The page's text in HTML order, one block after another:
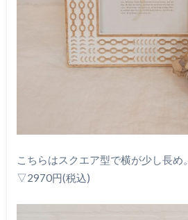
こちらはスクエア型で横が少し長め。
▽2970円(税込)